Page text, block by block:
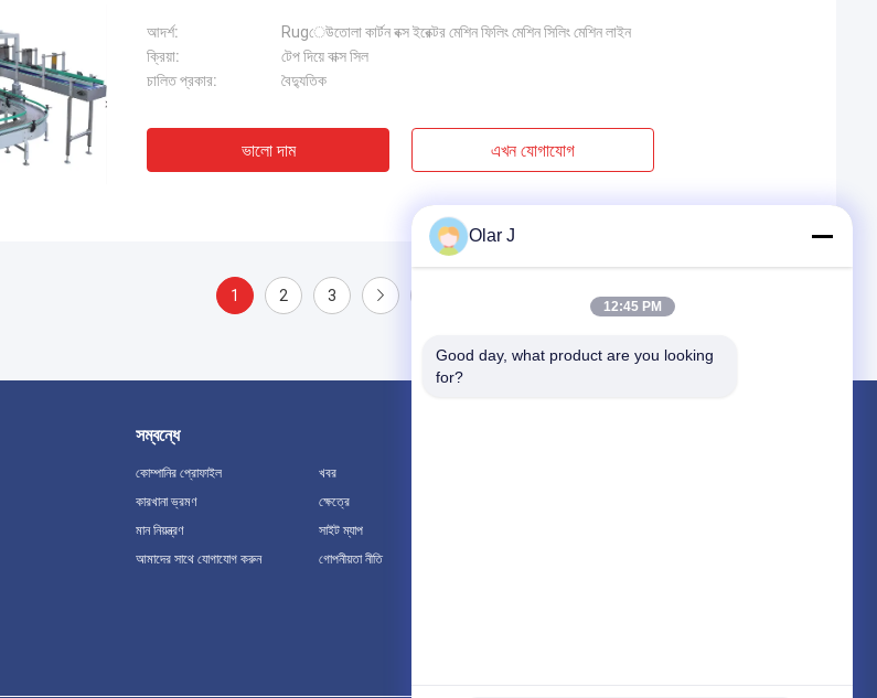
আদর্শ:
Rugেউতোলা কার্টন বক্স ইরেক্টর মেশিন ফিলিং মেশিন সিলিং মেশিন লাইন
ক্রিয়া:
টেপ দিয়ে বাক্স সিল
চালিত প্রকার:
বৈদ্যুতিক
ভালো দাম এখন যোগাযোগ
1 2 3
সম্বন্ধে
কোম্পানির প্রোফাইল
কারখানা ভ্রমণ
মান নিয়ন্ত্রণ
আমাদের সাথে যোগাযোগ করুন
খবর
ক্ষেত্রে
সাইট ম্যাপ
গোপনীয়তা নীতি
Olar J
12:45 PM
Good day, what product are you looking
for?